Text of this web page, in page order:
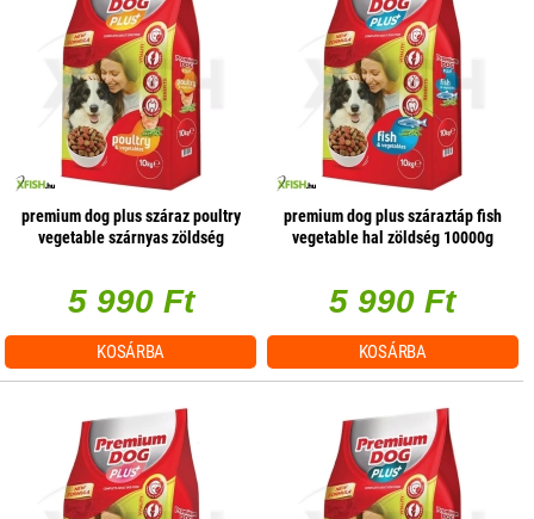
premium dog plus száraz poultry
vegetable szárnyas zöldség
5 990 Ft
KOSÁRBA
premium dog plus száraztáp fish
vegetable hal zöldség 10000g
5 990 Ft
KOSÁRBA